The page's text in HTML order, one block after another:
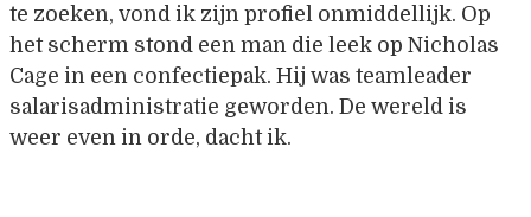
te zoeken, vond ik zijn profiel onmiddellijk. Op
het scherm stond een man die leek op Nicholas
Cage in een confectiepak. Hij was teamleader
salarisadministratie geworden. De wereld is
weer even in orde, dacht ik.